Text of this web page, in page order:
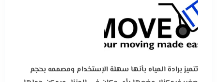
تتميز برادة المياه بأنها سهلة الإستخدام ومصممه بحجم